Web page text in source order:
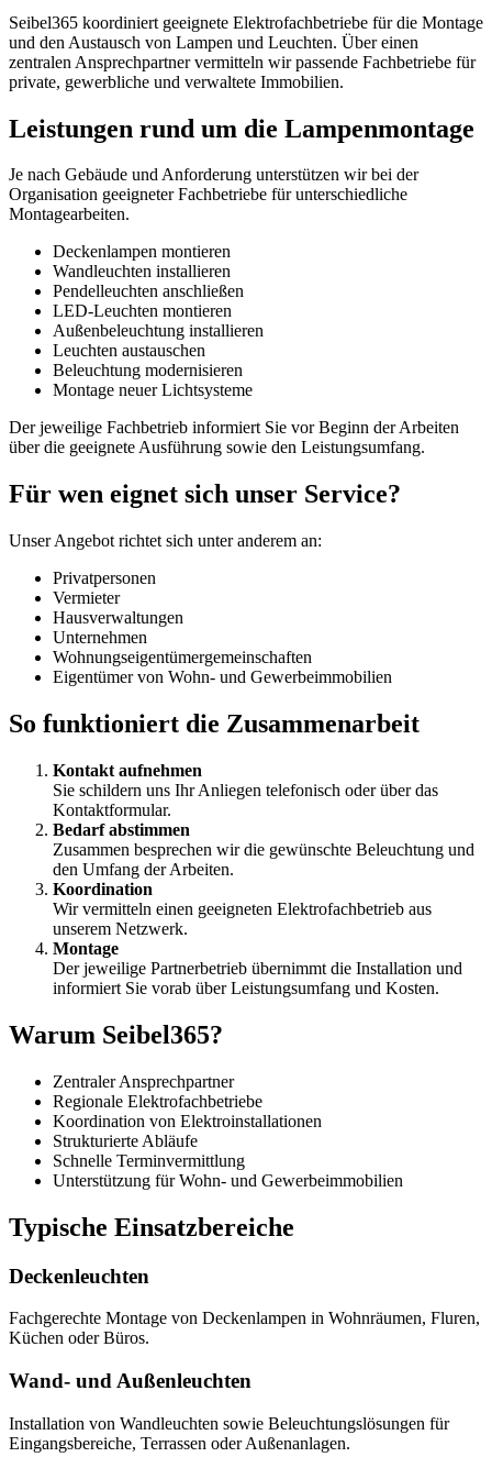
Seibel365 koordiniert geeignete Elektrofachbetriebe für die Montage
und den Austausch von Lampen und Leuchten. Über einen
zentralen Ansprechpartner vermitteln wir passende Fachbetriebe für
private, gewerbliche und verwaltete Immobilien.
Leistungen rund um die Lampenmontage
Je nach Gebäude und Anforderung unterstützen wir bei der
Organisation geeigneter Fachbetriebe für unterschiedliche
Montagearbeiten.
Deckenlampen montieren
Wandleuchten installieren
Pendelleuchten anschließen
LED-Leuchten montieren
Außenbeleuchtung installieren
Leuchten austauschen
Beleuchtung modernisieren
Montage neuer Lichtsysteme
Der jeweilige Fachbetrieb informiert Sie vor Beginn der Arbeiten
über die geeignete Ausführung sowie den Leistungsumfang.
Für wen eignet sich unser Service?
Unser Angebot richtet sich unter anderem an:
Privatpersonen
Vermieter
Hausverwaltungen
Unternehmen
Wohnungseigentümergemeinschaften
Eigentümer von Wohn- und Gewerbeimmobilien
So funktioniert die Zusammenarbeit
Kontakt aufnehmen
Sie schildern uns Ihr Anliegen telefonisch oder über das
Kontaktformular.
Bedarf abstimmen
Zusammen besprechen wir die gewünschte Beleuchtung und
den Umfang der Arbeiten.
Koordination
Wir vermitteln einen geeigneten Elektrofachbetrieb aus
unserem Netzwerk.
Montage
Der jeweilige Partnerbetrieb übernimmt die Installation und
informiert Sie vorab über Leistungsumfang und Kosten.
Warum Seibel365?
Zentraler Ansprechpartner
Regionale Elektrofachbetriebe
Koordination von Elektroinstallationen
Strukturierte Abläufe
Schnelle Terminvermittlung
Unterstützung für Wohn- und Gewerbeimmobilien
Typische Einsatzbereiche
Deckenleuchten
Fachgerechte Montage von Deckenlampen in Wohnräumen, Fluren,
Küchen oder Büros.
Wand- und Außenleuchten
Installation von Wandleuchten sowie Beleuchtungslösungen für
Eingangsbereiche, Terrassen oder Außenanlagen.